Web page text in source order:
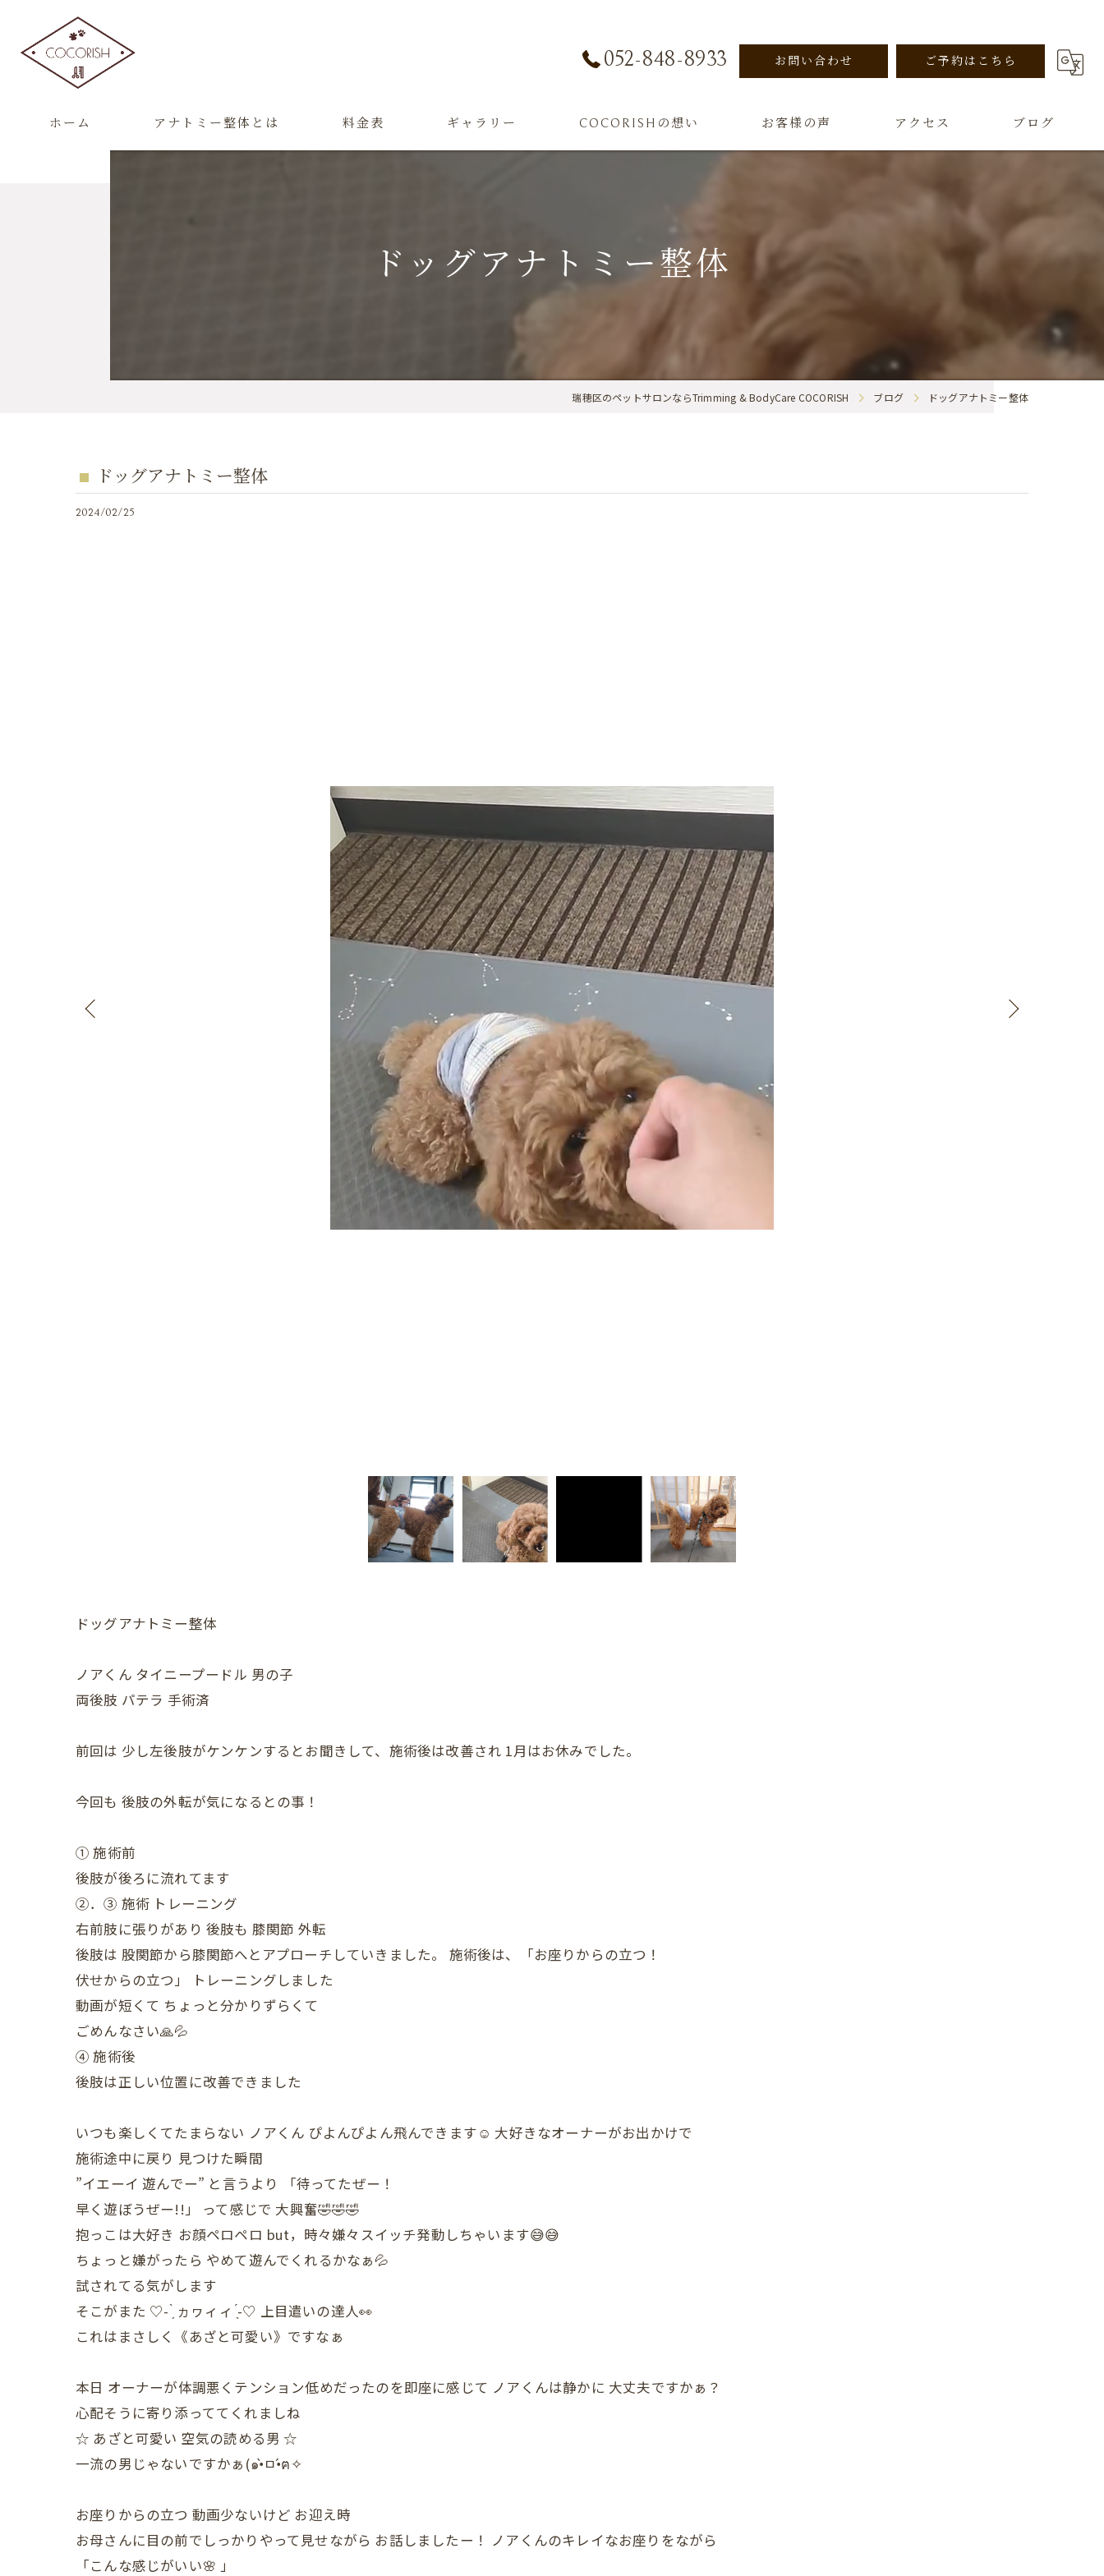
052-848-8933 お問い合わせ ご予約はこちら
ホーム アナトミー整体とは 料金表 ギャラリー COCORISHの想い お客様の声 アクセス ブログ
ドッグアナトミー整体
瑞穂区のペットサロンならTrimming & BodyCare COCORISH ブログ ドッグアナトミー整体
ドッグアナトミー整体
2024/02/25
ドッグアナトミー整体
ノアくん タイニープードル 男の子
両後肢 パテラ 手術済
前回は 少し左後肢がケンケンするとお聞きして、施術後は改善され 1月はお休みでした。
今回も 後肢の外転が気になるとの事！
① 施術前
後肢が後ろに流れてます
②．③ 施術 トレーニング
右前肢に張りがあり 後肢も 膝関節 外転
後肢は 股関節から膝関節へとアプローチしていきました。 施術後は、「お座りからの立つ！
伏せからの立つ」 トレーニングしました
動画が短くて ちょっと分かりずらくて
ごめんなさい🙏💦
④ 施術後
後肢は正しい位置に改善できました
いつも楽しくてたまらない ノアくん ぴよんぴよん飛んできます☺ 大好きなオーナーがお出かけで
施術途中に戻り 見つけた瞬間
”イエーイ 遊んでー” と言うより 「待ってたぜー！
早く遊ぼうぜー!!」 って感じで 大興奮🤣🤣🤣
抱っこは大好き お顔ペロペロ but，時々嫌々スイッチ発動しちゃいます😅😅
ちょっと嫌がったら やめて遊んでくれるかなぁ💦
試されてる気がします
そこがまた ♡- ̗̀ ヵヮィィ ̖́-♡ 上目遣いの達人👀
これはまさしく《あざと可愛い》ですなぁ
本日 オーナーが体調悪くテンション低めだったのを即座に感じて ノアくんは静かに 大丈夫ですかぁ？
心配そうに寄り添っててくれましね
☆ あざと可愛い 空気の読める男 ☆
一流の男じゃないですかぁ(๑•̀ㅁ•́ฅ✧
お座りからの立つ 動画少ないけど お迎え時
お母さんに目の前でしっかりやって見せながら お話しましたー！ ノアくんのキレイなお座りをながら
「こんな感じがいい🌸 」